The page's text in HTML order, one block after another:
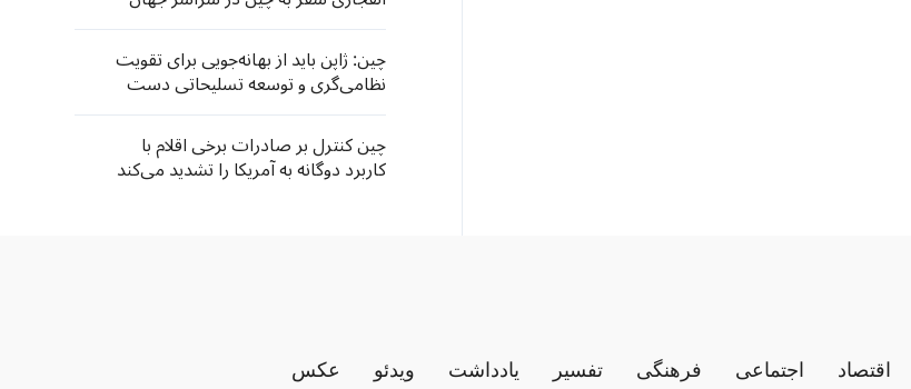
چین: ژاپن باید از بهانه‌جویی برای تقویت
نظامی‌گری و توسعه تسلیحاتی دست
بردارد
چین کنترل بر صادرات برخی اقلام با
کاربرد دوگانه به آمریکا را تشدید می‌کند
اقتصاد اجتماعی فرهنگی تفسیر یادداشت ویدئو عکس